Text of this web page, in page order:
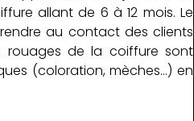
allant de 6 à 12 mois. Le
au contact des clients
rouages de la coiffure sont
(coloration, mèches…) en